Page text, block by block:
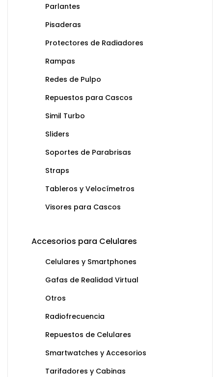
Parlantes
Pisaderas
Protectores de Radiadores
Rampas
Redes de Pulpo
Repuestos para Cascos
Simil Turbo
Sliders
Soportes de Parabrisas
Straps
Tableros y Velocímetros
Visores para Cascos
Accesorios para Celulares
Celulares y Smartphones
Gafas de Realidad Virtual
Otros
Radiofrecuencia
Repuestos de Celulares
Smartwatches y Accesorios
Tarifadores y Cabinas